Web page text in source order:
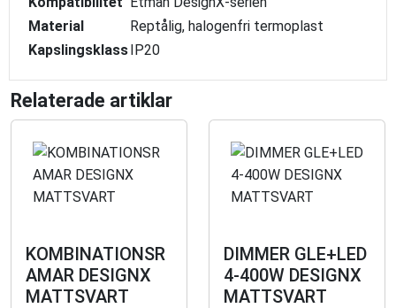
Material
Reptålig, halogenfri termoplast
KapslingsklassIP20
Relaterade artiklar
KOMBINATIONSR
AMAR DESIGNX
MATTSVART
DIMMER GLE+LED
4-400W DESIGNX
MATTSVART